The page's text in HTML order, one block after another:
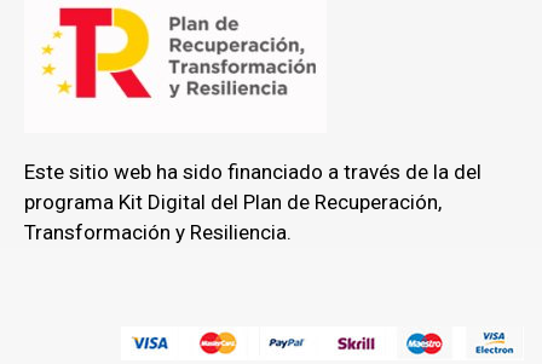
Este sitio web ha sido financiado a través de la del
programa Kit Digital del Plan de Recuperación,
Transformación y Resiliencia.